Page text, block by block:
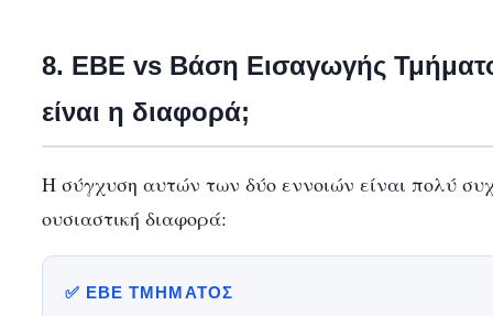
8. ΕΒΕ vs Βάση Εισαγωγής
είναι η διαφορά;
Η σύγχυση αυτών των δύο εννοιών είναι πολύ
ουσιαστική διαφορά:
✅ ΕΒΕ ΤΜΉΜΑΤΟΣ